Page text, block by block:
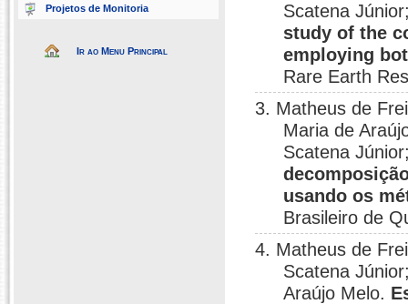
Projetos de Monitoria
Ir ao Menu Principal
Scatena
study of the
employing
Rare Earth
3. Matheus de
Maria de
Scatena
usando os
Brasileiro de
4. Matheus de
Scatena
Araújo Melo.